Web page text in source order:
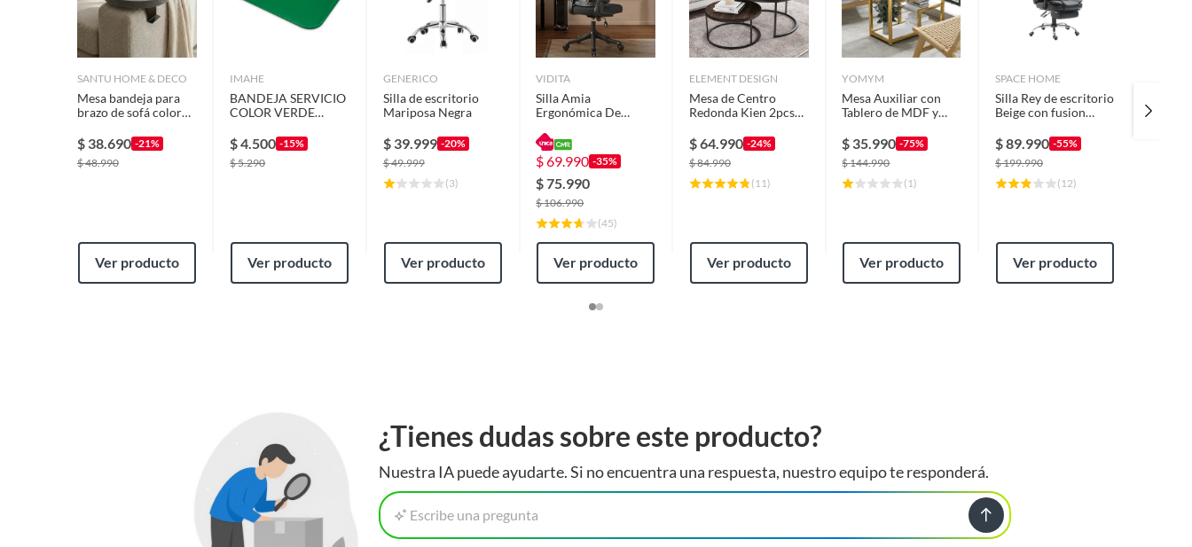
SANTU HOME & DECO
Mesa bandeja para
brazo de sofá color
$ 38.690 -21%
$48.990
Ver producto
IMAHE
BANDEJA SERVICIO
COLOR VERDE
$4.500 -15%
$5.290
Ver producto
GENERICO
Silla de escritorio
Mariposa Negra
$ 39.999 -20%
$49.999
(3)
Ver producto
VIDITA
Silla Amia
Ergonómica De
Lumbar Ajustable
Negro
$69.990 -35%
$75.990
$106.990
(45)
Ver producto
ELEMENT DESIGN
Mesa de Centro
Redonda Kien 2pcs
$64.990 -24%
$84.990
( 11)
Ver producto
YOMYM
Mesa Auxiliar con
Tablero de MDF y
Dorado 60×30×68cm
$ 35.990 -75%
$144.990
( 1)
Ver producto
SPACE HOME
Silla Rey de escritorio
Beige con fusion
$89.990 -55%
$199.990
( 12)
Ver producto
Mesa
¿Tienes dudas sobre este producto?
Nuestra IA puede ayudarte. Si no encuentra una respuesta, nuestro equipo te responderá.
Escribe una pregunta